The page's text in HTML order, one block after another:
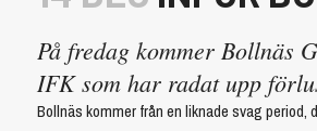
På fredag kommer Bollnäs
IFK som har radat upp
Bollnäs kommer från en liknade svag